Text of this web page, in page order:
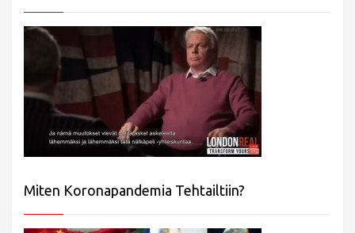
Miten Koronapandemia Tehtailtiin?